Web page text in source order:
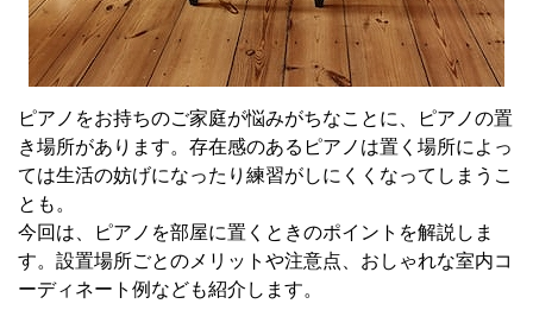
ピアノをお持ちのご家庭が悩みがちなことに、ピアノの置
き場所があります。存在感のあるピアノは置く場所によっ
ては生活の妨げになったり練習がしにくくなってしまうこ
とも。
今回は、ピアノを部屋に置くときのポイントを解説しま
す。設置場所ごとのメリットや注意点、おしゃれな室内コ
ーディネート例なども紹介します。